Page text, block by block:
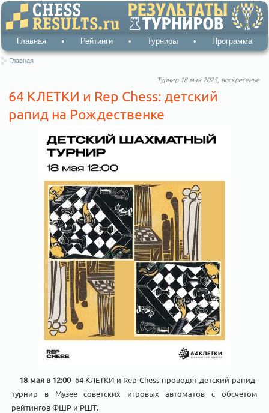
Главная • Рейтинги • Турниры • Программа
Главная
Турнир 18 мая 2025, воскресенье
64 КЛЕТКИ и Rep Chess: детский
рапид на Рождественке
18 мая в 12:0064 КЛЕТКИ и Rep Chess проводят детский рапид-
турнир в Музее советских игровых автоматов с обсчетом
рейтингов ФШР и РШТ.